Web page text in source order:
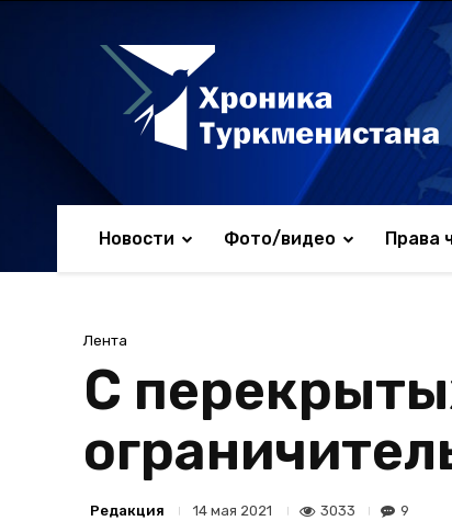
Новости Фото/видео Права
Лента
С
Редакция 14 мая 2021 3033 9